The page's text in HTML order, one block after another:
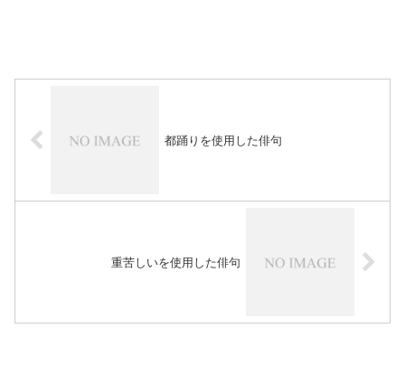
都踊りを使用した俳句
重苦しいを使用した俳句